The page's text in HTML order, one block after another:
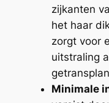
zijkanten
het haar
zorgt voor
uitstraling
Minimale